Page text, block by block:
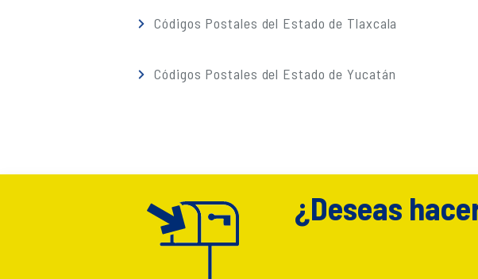
Códigos Postales del Estado de Tlaxcala
Códigos Postales del Estado de Yucatán
¿Deseas